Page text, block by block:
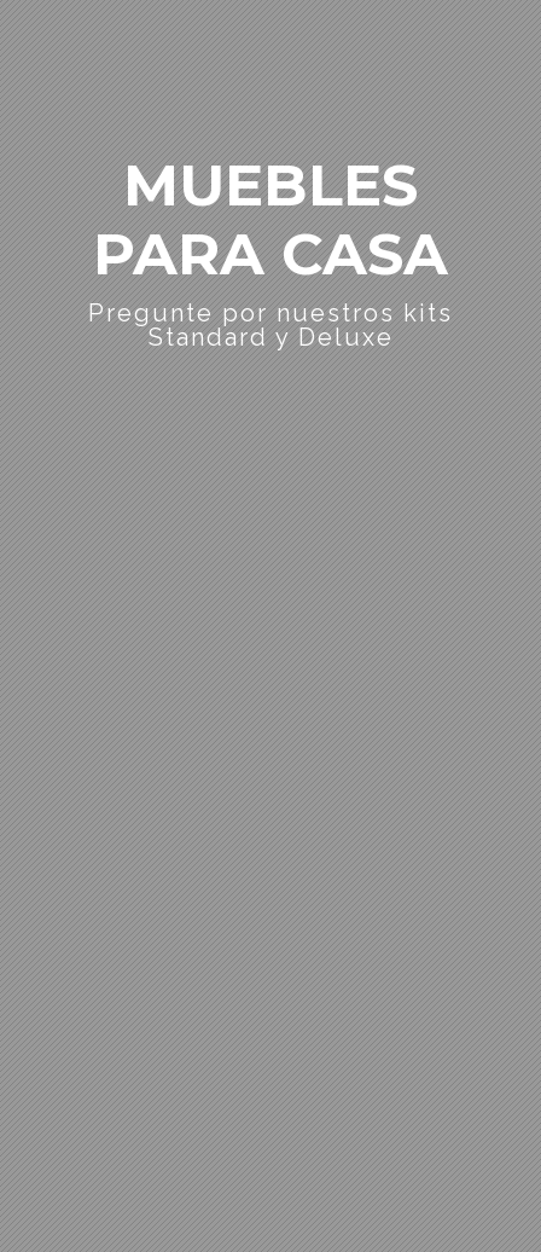
MUEBLES
PARA CASA
Pregunte por nuestros kits
Standard y Deluxe